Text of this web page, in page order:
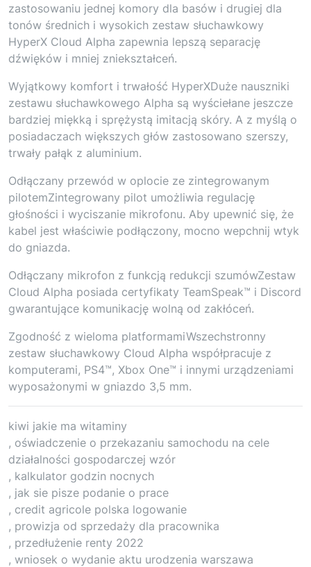
zastosowaniu jednej komory dla basów i drugiej dla
tonów średnich i wysokich zestaw słuchawkowy
HyperX Cloud Alpha zapewnia lepszą separację
dźwięków i mniej zniekształceń.
Wyjątkowy komfort i trwałość HyperXDuże nauszniki
zestawu słuchawkowego Alpha są wyściełane jeszcze
bardziej miękką i sprężystą imitacją skóry. A z myślą o
posiadaczach większych głów zastosowano szerszy,
trwały pałąk z aluminium.
Odłączany przewód w oplocie ze zintegrowanym
pilotemZintegrowany pilot umożliwia regulację
głośności i wyciszanie mikrofonu. Aby upewnić się, że
kabel jest właściwie podłączony, mocno wepchnij wtyk
do gniazda.
Odłączany mikrofon z funkcją redukcji szumówZestaw
Cloud Alpha posiada certyfikaty TeamSpeak™ i Discord
gwarantujące komunikację wolną od zakłóceń.
Zgodność z wieloma platformamiWszechstronny
zestaw słuchawkowy Cloud Alpha współpracuje z
komputerami, PS4™, Xbox One™ i innymi urządzeniami
wyposażonymi w gniazdo 3,5 mm.
kiwi jakie ma witaminy
, oświadczenie o przekazaniu samochodu na cele
działalności gospodarczej wzór
, kalkulator godzin nocnych
, jak sie pisze podanie o prace
, credit agricole polska logowanie
, prowizja od sprzedaży dla pracownika
, przedłużenie renty 2022
, wniosek o wydanie aktu urodzenia warszawa